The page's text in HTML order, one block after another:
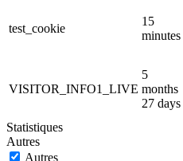
test_cookie
15
minutes
VISITOR_INFO1_LIVE
5
months
27 days
Statistiques
Autres
Autres